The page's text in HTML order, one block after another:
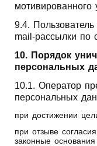
мотивированного
9.4.
mail‑рассылки по
10. Порядок
персональных
10.1. Оператор
персональных
при достижении
при отзыве
законные